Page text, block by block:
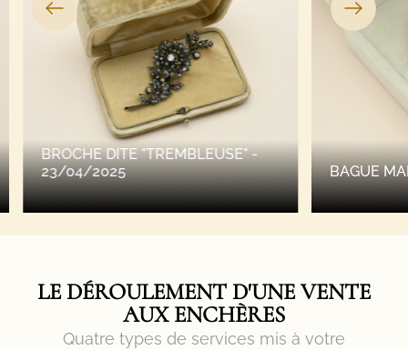
BROCHE DITE "TREMBLEUSE" -
23/04/2025
BAGUE
LE DÉROULEMENT D'UNE VENTE
AUX ENCHÈRES​
Quatre types de services mis à votre